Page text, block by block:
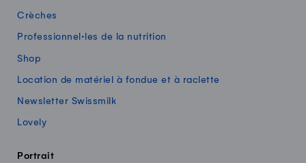
Crèches
Professionnel·les de la nutrition
Shop
Location de matériel à fondue et à raclette
Newsletter Swissmilk
Lovely
Portrait